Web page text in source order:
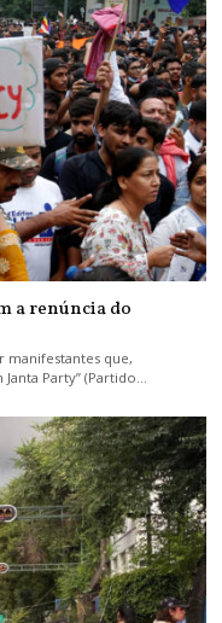
a renúncia do
manifestantes que,
Party” (Partido…